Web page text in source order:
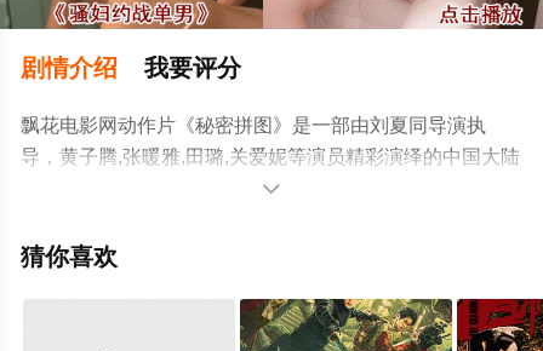
剧情介绍 我要评分
飘花电影网动作片《秘密拼图》是一部由刘夏同导演执
导，黄子腾,张暖雅,田璐,关爱妮等演员精彩演绎的中国大陆
电影，手机免费观看高清未删减完整版电影大全就上飘花
等平台了解。

猜你喜欢